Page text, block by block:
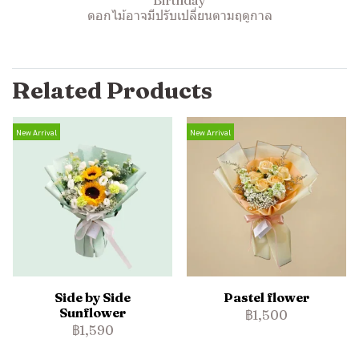
ดอกไม้อาจมีปรับเปลี่ยนตามฤดูกาล
Related Products
New Arrival
Side by Side
Sunflower
฿1,590
New Arrival
Pastel flower
฿1,500